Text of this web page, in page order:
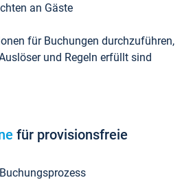
an Gäste
für Buchungen durchzuführen,
und Regeln erfüllt sind
für provisionsfreie